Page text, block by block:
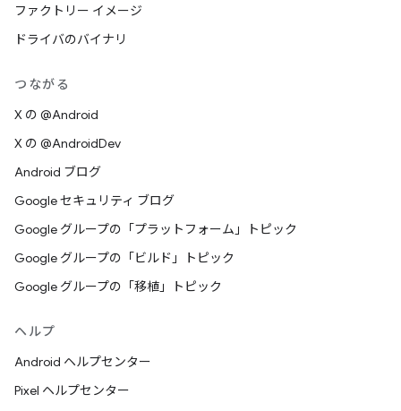
ファクトリー イメージ
ドライバのバイナリ
つながる
X の @Android
X の @AndroidDev
Android ブログ
Google セキュリティ ブログ
Google グループの「プラットフォーム」トピック
Google グループの「ビルド」トピック
Google グループの「移植」トピック
ヘルプ
Android ヘルプセンター
Pixel ヘルプセンター